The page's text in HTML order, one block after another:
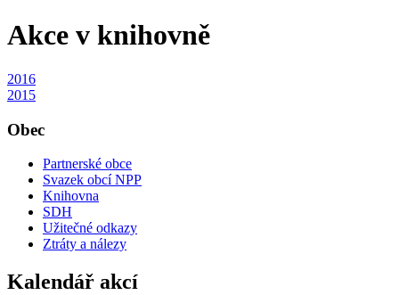
Akce v knihovně
2016
2015
Obec
Partnerské obce
Svazek obcí NPP
Knihovna
SDH
Užitečné odkazy
Ztráty a nálezy
Kalendář akcí